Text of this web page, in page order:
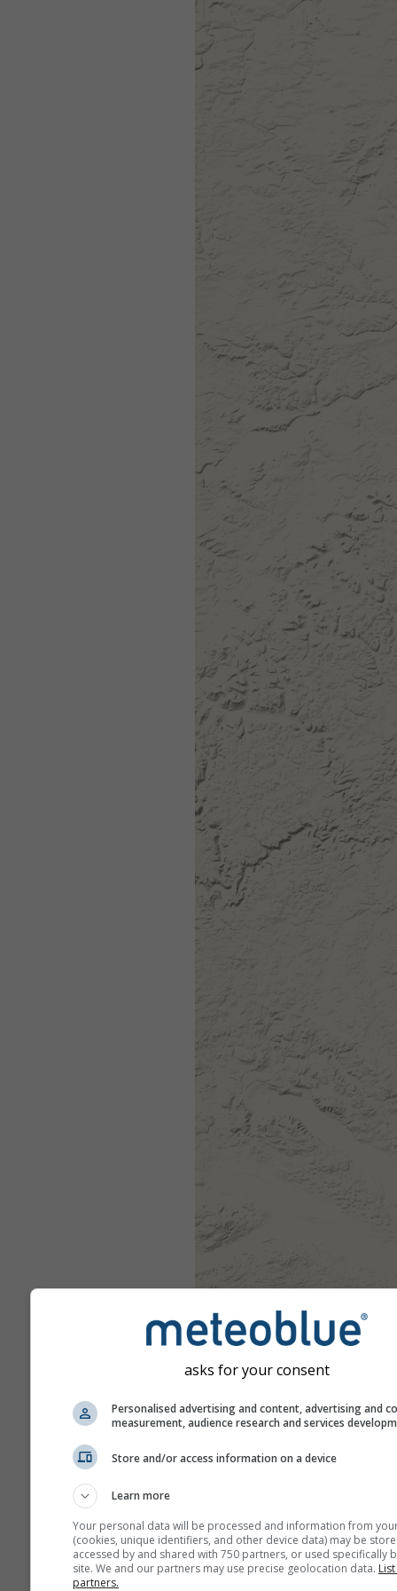
asks for your consent
Personalised advertising and content, advertising and
measurement, audience research and services
Store and/or access information on a device
Learn more
Your personal data will be processed and information from
(cookies, unique identifiers, and other device data) may be
accessed by and shared with 750 partners, or used specifically
site. We and our partners may use precise geolocation data.
partners.